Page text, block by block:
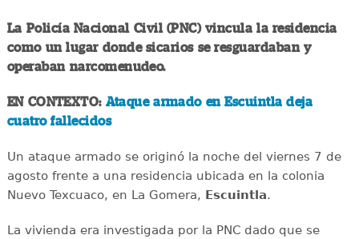
La Policía Nacional Civil (PNC) vincula la residencia
como un lugar donde sicarios se resguardaban y
operaban narcomenudeo.
EN CONTEXTO: Ataque armado en Escuintla deja
cuatro fallecidos
Un ataque armado se originó la noche del viernes 7 de
agosto frente a una residencia ubicada en la colonia
Nuevo Texcuaco, en La Gomera, Escuintla.
La vivienda era investigada por la PNC dado que se